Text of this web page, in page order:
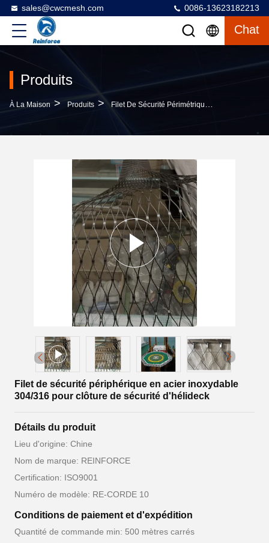
sales@cwcmesh.com 0086-13623182213
Chat
Produits
À La Maison > Produits > Filet De Sécurité Périmétrique
Filet de sécurité périphérique en acier inoxydable
304/316 pour clôture de sécurité d'hélideck
Détails du produit
Lieu d'origine: Chine
Nom de marque: REINFORCE
Certification: ISO9001
Numéro de modèle: RE-CORDE 10
Conditions de paiement et d'expédition
Quantité de commande min: 500 mètres carrés